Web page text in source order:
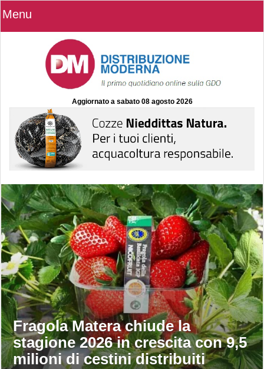
Menu
Aggiornato a sabato 08 agosto 2026
Fragola Matera chiude la
stagione 2026 in crescita con 9,5
milioni di cestini distribuiti